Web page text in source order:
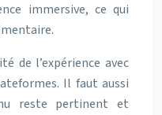
immersive, ce qui
de l’expérience avec
Il faut aussi
reste pertinent et